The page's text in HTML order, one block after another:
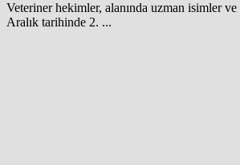
Veteriner hekimler, alanında uzman isimler
Aralık tarihinde 2. ...